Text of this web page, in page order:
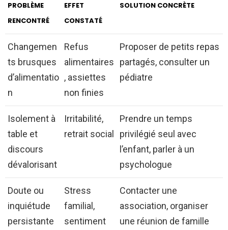
PROBLÈME
RENCONTRÉ
EFFET
CONSTATÉ
SOLUTION CONCRÈTE
Changemen
ts brusques
d’alimentatio
n
Refus
alimentaires
, assiettes
non finies
Proposer de petits repas
partagés, consulter un
pédiatre
Isolement à
table et
discours
dévalorisant
Irritabilité,
retrait social
Prendre un temps
privilégié seul avec
l’enfant, parler à un
psychologue
Doute ou
inquiétude
persistante
Stress
familial,
sentiment
Contacter une
association, organiser
une réunion de famille